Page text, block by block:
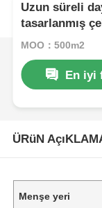
Uzun süreli
tasarlanmış
yapısı
MOQ：500m2
En iyi
ÜRüN
Menşe yeri